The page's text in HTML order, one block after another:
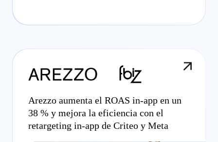
Arezzo aumenta el ROAS in-app en un
38 % y mejora la eficiencia con el
retargeting in-app de Criteo y Meta